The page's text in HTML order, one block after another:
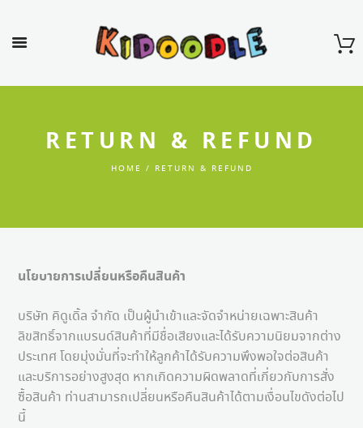
RETURN & REFUND
HOME RETURN & REFUND
นโยบายการเปลี่ยนหรือคืนสินค้า
บริษัท คิดูเดิ้ล จำกัด เป็นผู้นำเข้าและจัดจำหน่ายเฉพาะสินค้า
ลิขสิทธิ์จากแบรนด์สินค้าที่มีชื่อเสียงและได้รับความนิยมจากต่าง
ประเทศ โดยมุ่งมั่นที่จะทำให้ลูกค้าได้รับความพึงพอใจต่อสินค้า
และบริการอย่างสูงสุด หากเกิดความผิดพลาดที่เกี่ยวกับการสั่ง
ซื้อสินค้า ท่านสามารถเปลี่ยนหรือคืนสินค้าได้ตามเงื่อนไขดังต่อไป
นี้